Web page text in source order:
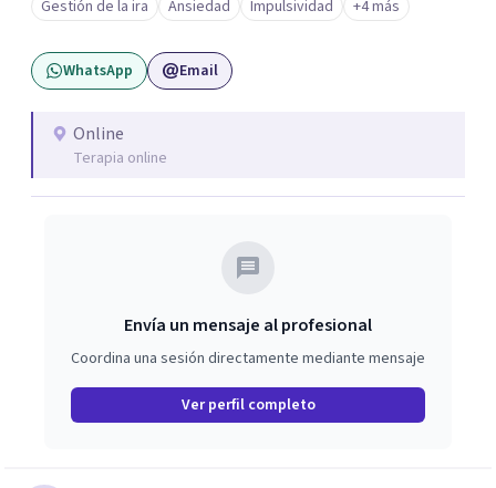
Gestión de la ira Ansiedad Impulsividad +4 más
WhatsApp Email
Online
Terapia online
Envía un mensaje al profesional
Coordina una sesión directamente mediante mensaje
Ver perfil completo